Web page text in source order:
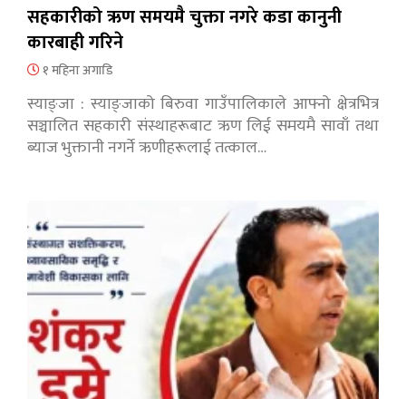
सहकारीको ऋण समयमै चुक्ता नगरे कडा कानुनी
कारबाही गरिने
१ महिना अगाडि
स्याङ्जा : स्याङ्जाको बिरुवा गाउँपालिकाले आफ्नो क्षेत्रभित्र
सञ्चालित सहकारी संस्थाहरूबाट ऋण लिई समयमै सावाँ तथा
ब्याज भुक्तानी नगर्ने ऋणीहरूलाई तत्काल…